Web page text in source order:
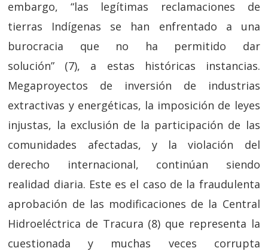
embargo, “las legítimas reclamaciones de
tierras Indígenas se han enfrentado a una
burocracia que no ha permitido dar
solución” (7), a estas históricas instancias.
Megaproyectos de inversión de industrias
extractivas y energéticas, la imposición de leyes
injustas, la exclusión de la participación de las
comunidades afectadas, y la violación del
derecho internacional, continúan siendo
realidad diaria. Este es el caso de la fraudulenta
aprobación de las modificaciones de la Central
Hidroeléctrica de Tracura (8) que representa la
cuestionada y muchas veces corrupta